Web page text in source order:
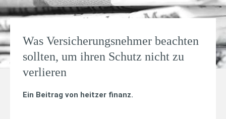
Was Versicherungsnehmer beachten
sollten, um ihren Schutz nicht zu
verlieren
Ein Beitrag von heitzer finanz.